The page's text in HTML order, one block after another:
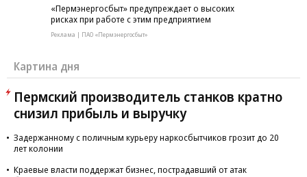
«Пермэнергосбыт» предупреждает о высоких
рисках при работе с этим предприятием
Реклама | ПАО «Пермэнергосбыт»
Картина дня
Пермский производитель станков кратно
снизил прибыль и выручку
Задержанному с поличным курьеру наркосбытчиков грозит до 20
лет колонии
Краевые власти поддержат бизнес, пострадавший от атак